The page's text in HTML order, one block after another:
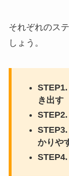
それぞれのス
しょう。
き出す
かりや